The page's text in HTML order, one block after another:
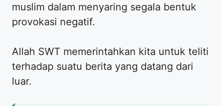
muslim dalam menyaring segala bentuk
provokasi negatif.
Allah SWT memerintahkan kita untuk teliti
terhadap suatu berita yang datang dari
luar.